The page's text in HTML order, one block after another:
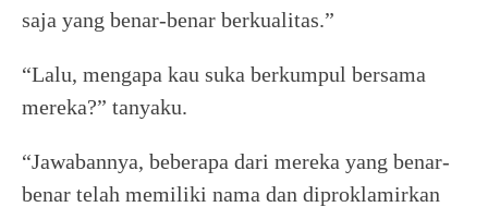
saja yang benar-benar berkualitas.”
“Lalu, mengapa kau suka berkumpul bersama
mereka?” tanyaku.
“Jawabannya, beberapa dari mereka yang benar-
benar telah memiliki nama dan diproklamirkan